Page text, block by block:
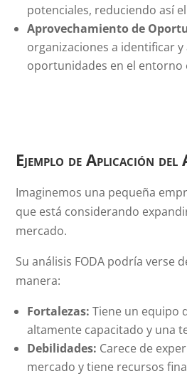
potenciales, reduciendo así
Aprovechamiento de
organizaciones a identificar
oportunidades en el entorno
Ejemplo de Aplicación
Imaginemos una pequeña
que está considerando
mercado.
Su análisis FODA podría verse
manera:
Fortalezas: Tiene un equipo
altamente capacitado y una
Debilidades: Carece de
mercado y tiene recursos